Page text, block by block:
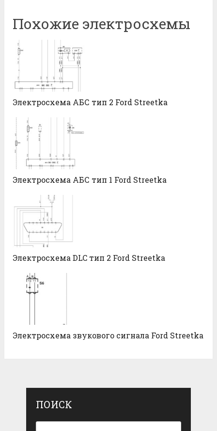
Похожие электросхемы
Электросхема АБС тип 2 Ford Streetka
Электросхема АБС тип 1 Ford Streetka
Электросхема DLC тип 2 Ford Streetka
Электросхема звукового сигнала Ford Streetka
ПОИСК